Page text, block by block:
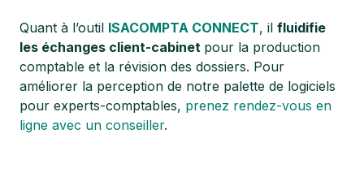
Quant à l’outil ISACOMPTA CONNECT, il fluidifie
les échanges client-cabinet pour la production
comptable et la révision des dossiers. Pour
améliorer la perception de notre palette de logiciels
pour experts-comptables, prenez rendez-vous en
ligne avec un conseiller.